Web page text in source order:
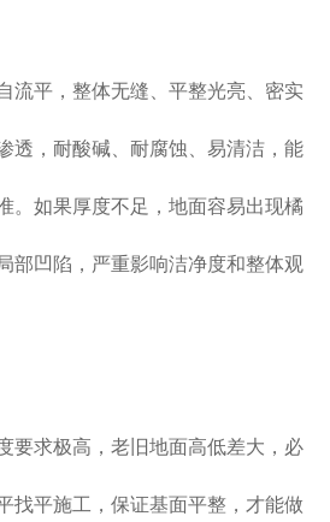
流平，整体无缝、平整光亮、密实
透，耐酸碱、耐腐蚀、易清洁，能
。如果厚度不足，地面容易出现橘
部凹陷，严重影响洁净度和整体观
要求极高，老旧地面高低差大，必
找平施工，保证基面平整，才能做